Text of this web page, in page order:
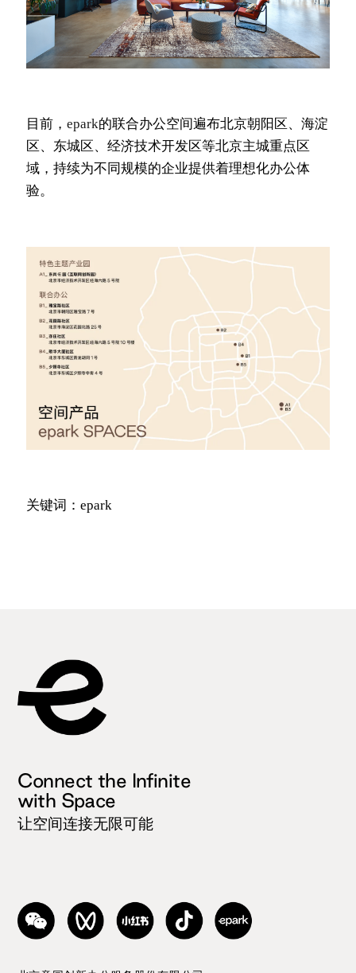
目前， epark的联合办公空间遍布北京朝阳区、海淀
区、东城区、经济技术开发区等北京主城重点区
域，持续为不同规模的企业提供着理想化办公体
验。
关键词：epark
Connect the Infinite
with Space
让空间连接无限可能